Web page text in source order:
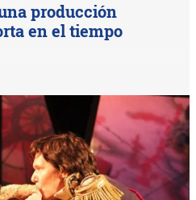
producción
en el tiempo